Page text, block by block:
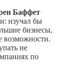
Баффет
изучал бы
бизнесы,
возможности.
не
по